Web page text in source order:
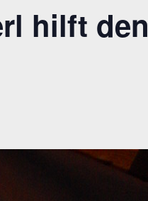
hilft den